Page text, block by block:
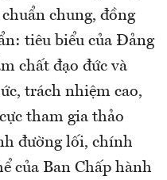
chung, đồng
tiêu biểu của Đảng
chất đạo đức và
trách nhiệm cao,
tham gia thảo
đường lối, chính
của Ban Chấp hành